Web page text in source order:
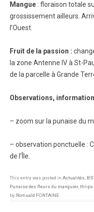
Mangue : floraison totale
grossissement ailleurs.
l’Ouest.
Fruit de la passion :
la zone Antenne IV à St-
de la parcelle à Grande
Observations,
– zoom sur la punaise du
– observation ponctuelle :
de l’Île.
This entry was posted in Actualités
Punaise des fleurs du manguier, thrips
by Romuald FONTAINE